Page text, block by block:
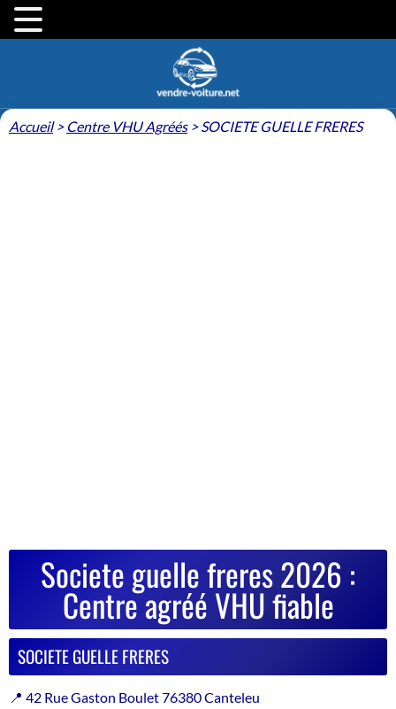
Accueil> Centre VHU Agréés>SOCIETE GUELLE FRERES
Societe guelle freres 2026 :
Centre agréé VHU fiable
SOCIETE GUELLE FRERES
📍 42 Rue Gaston Boulet 76380 Canteleu